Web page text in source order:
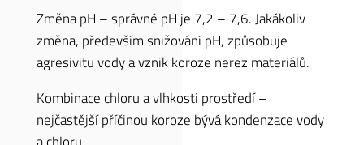
Změna pH – správné pH je 7,2 – 7,6. Jakákoliv
změna, především snižování pH, způsobuje
agresivitu vody a vznik koroze nerez materiálů.
Kombinace chloru a vlhkosti prostředí –
nejčastější příčinou koroze bývá kondenzace vody